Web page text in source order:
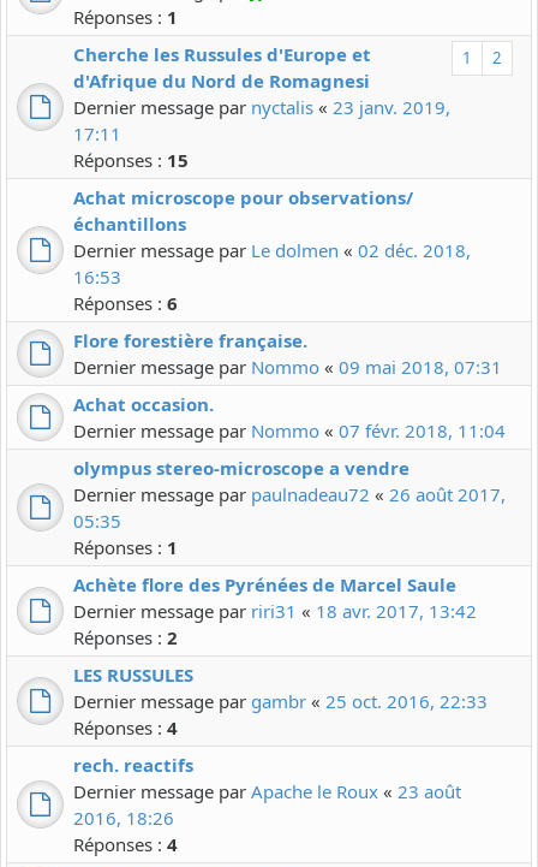
Réponses : 1
1 2
Cherche les Russules d'Europe et
d'Afrique du Nord de Romagnesi
Dernier message par nyctalis « 23 janv. 2019,
17:11
Réponses : 15
Achat microscope pour observations/
échantillons
Dernier message par Le dolmen « 02 déc. 2018,
16:53
Réponses : 6
Flore forestière française.
Dernier message par Nommo « 09 mai 2018, 07:31
Achat occasion.
Dernier message par Nommo « 07 févr. 2018, 11:04
olympus stereo-microscope a vendre
Dernier message par paulnadeau72 « 26 août 2017,
05:35
Réponses : 1
Achète flore des Pyrénées de Marcel Saule
Dernier message par riri31 « 18 avr. 2017, 13:42
Réponses : 2
LES RUSSULES
Dernier message par gambr « 25 oct. 2016, 22:33
Réponses : 4
rech. reactifs
Dernier message par Apache le Roux « 23 août
2016, 18:26
Réponses : 4